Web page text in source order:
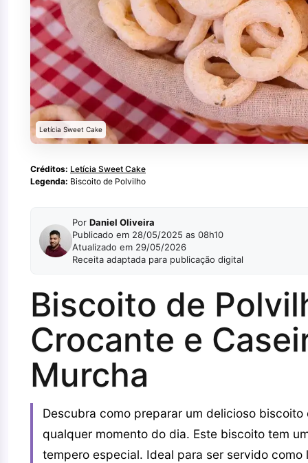
Letícia Sweet Cake
Créditos: Letícia Sweet Cake
Legenda: Biscoito de Polvilho
Por Daniel Oliveira
Publicado em 28/05/2025 as 08h10
Atualizado em 29/05/2026
Receita adaptada para publicação digital
Biscoito de
Crocante e
Murcha
Descubra como preparar um delicioso
qualquer momento do dia. Este biscoito tem
tempero especial. Ideal para ser servido